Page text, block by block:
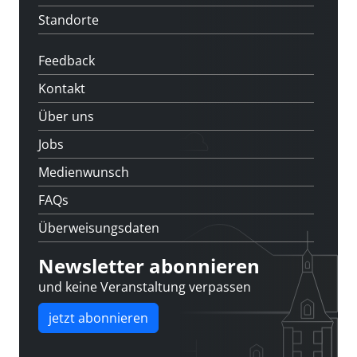
Standorte
Feedback
Kontakt
Über uns
Jobs
Medienwunsch
FAQs
Überweisungsdaten
Newsletter abonnieren
und keine Veranstaltung verpassen
jetzt abonnieren